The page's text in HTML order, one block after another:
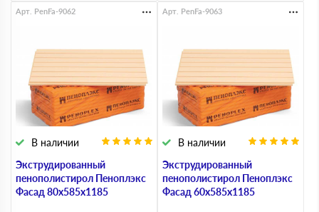
Экструдированный
пенополистирол Пеноплэкс
Фасад 80х585х1185
В наличии
Арт. PenFa-9062
Экструдированный
пенополистирол Пеноплэкс
Фасад 60х585х1185
В наличии
Арт. PenFa-9063